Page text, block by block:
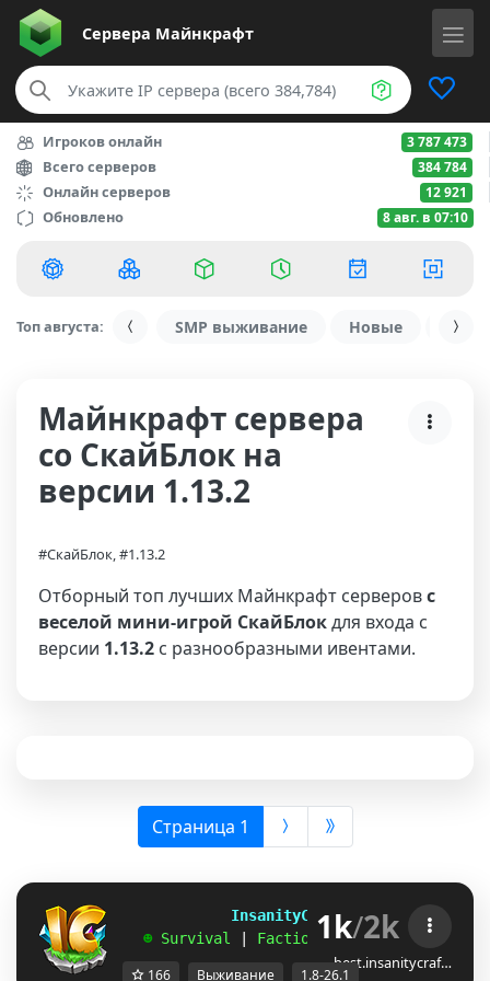
Сервера Майнкрафт
Игроков онлайн 3 787 473
Всего серверов 384 784
Онлайн серверов 12 921
Обновлено 8 авг. в 07:10
Топ августа: SMP выживание Новые С
Майнкрафт сервера
со СкайБлок на
версии 1.13.2
#СкайБлок, #1.13.2
Отборный топ лучших Майнкрафт серверовс
веселой мини-игрой СкайБлокдля входа с
версии 1.13.2 с разнообразными ивентами.
Страница 1 (выбрана)
InsanityCraft || 1.8 - 26.1
☻ Survival Factions | Skyblock
1k/2k
best.insanitycraf…
166 Выживание 1.8-26.1